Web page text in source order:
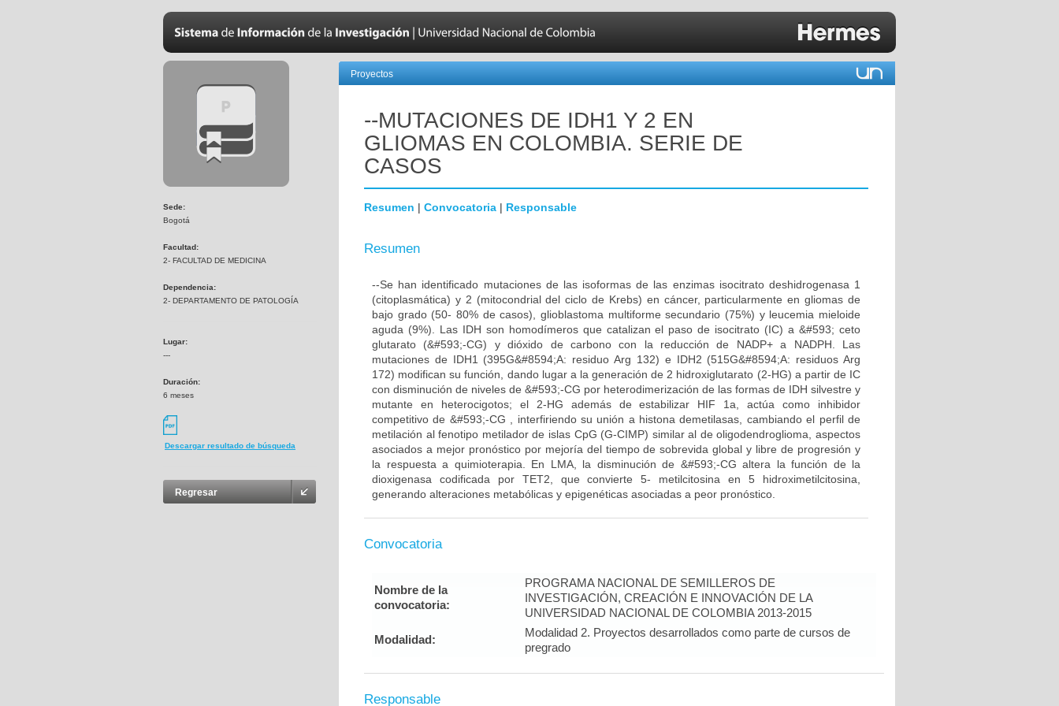
Sede:
Bogotá
Facultad:
2- FACULTAD DE MEDICINA
Dependencia:
2- DEPARTAMENTO DE PATOLOGÍA
Lugar:
---
Duración:
6 meses
Descargar resultado de búsqueda
Regresar
Proyectos
--MUTACIONES DE IDH1 Y 2 EN
GLIOMAS EN COLOMBIA. SERIE DE
CASOS
Resumen | Convocatoria | Responsable
Resumen
--Se han identificado mutaciones de las isoformas de las enzimas isocitrato deshidrogenasa 1
(citoplasmática) y 2 (mitocondrial del ciclo de Krebs) en cáncer, particularmente en gliomas de
bajo grado (50- 80% de casos), glioblastoma multiforme secundario (75%) y leucemia mieloide
aguda (9%). Las IDH son homodímeros que catalizan el paso de isocitrato (IC) a &#593; ceto
glutarato (&#593;-CG) y dióxido de carbono con la reducción de NADP+ a NADPH. Las
mutaciones de IDH1 (395G&#8594;A: residuo Arg 132) e IDH2 (515G&#8594;A: residuos Arg
172) modifican su función, dando lugar a la generación de 2 hidroxiglutarato (2-HG) a partir de IC
con disminución de niveles de &#593;-CG por heterodimerización de las formas de IDH silvestre y
mutante en heterocigotos; el 2-HG además de estabilizar HIF 1a, actúa como inhibidor
competitivo de &#593;-CG , interfiriendo su unión a histona demetilasas, cambiando el perfil de
metilación al fenotipo metilador de islas CpG (G-CIMP) similar al de oligodendroglioma, aspectos
asociados a mejor pronóstico por mejoría del tiempo de sobrevida global y libre de progresión y
la respuesta a quimioterapia. En LMA, la disminución de &#593;-CG altera la función de la
dioxigenasa codificada por TET2, que convierte 5- metilcitosina en 5 hidroximetilcitosina,
generando alteraciones metabólicas y epigenéticas asociadas a peor pronóstico.
Convocatoria
Nombre de la
convocatoria:
PROGRAMA NACIONAL DE SEMILLEROS DE
INVESTIGACIÓN, CREACIÓN E INNOVACIÓN DE LA
UNIVERSIDAD NACIONAL DE COLOMBIA 2013-2015
Modalidad:
Modalidad 2. Proyectos desarrollados como parte de cursos de
pregrado
Responsable